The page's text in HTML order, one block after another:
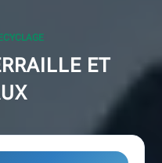
ET